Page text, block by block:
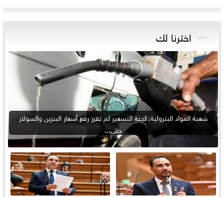
اخترنا لك
شعبة المواد البترولية: لجنة التسعير لم تقرر رفع أسعار البنزين والسولار
حتى...